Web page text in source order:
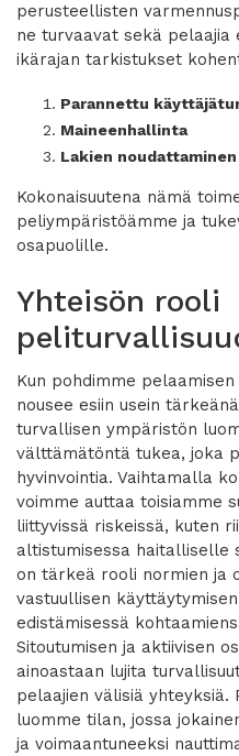
perusteellisten
ne turvaavat sekä pelaajia
ikärajan tarkistukset
Parannettu
Maineenhallinta
Lakien noudattaminen
Kokonaisuutena nämä
peliympäristöämme ja
osapuolille.
Yhteisön rooli
Kun pohdimme
nousee esiin usein
turvallisen ympäristön
välttämätöntä tukea, joka
hyvinvointia. Vaihtamalla
voimme auttaa toisiamme
liittyvissä riskeissä, kuten
altistumisessa haitalliselle
on tärkeä rooli normien ja
vastuullisen
edistämisessä
Sitoutumisen ja aktiivisen
ainoastaan lujita
pelaajien välisiä
luomme tilan, jossa
ja voimaantuneeksi